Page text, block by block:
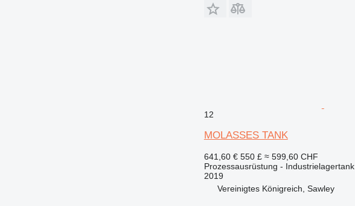
12
MOLASSES TANK
641,60 € 550 £ ≈ 599,60 CHF
Prozessausrüstung - Industrielagertank
2019
Vereinigtes Königreich, Sawley